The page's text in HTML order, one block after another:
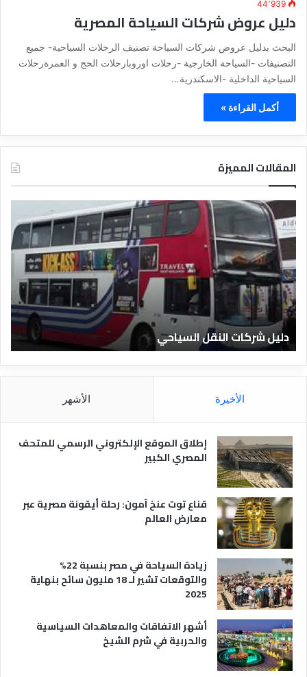
44٬939
دليل عروض شركات السياحة المصرية
البحث بدليل عروض شركات السياحة تصنيف الرحلات السياحية- جميع
التصنيفات -السياحة الخارجية -رحلات اوروبارحلات الحج و العمرةرحلات
السياحية الداخلية -الاسكندرية…
أكمل القراءة »
المقالات المميزة
شركات النقل السياحي
ل
ي
ل
ا
ل
ف
ن
ا
د
ق
ا
ر
ي
دليل
الأخيرة الأشهر
إطلاق الموقع الإلكتروني الرسمي للمتحف
المصري الكبير
قناع توت عنخ آمون: رحلة أيقونة مصرية عبر
معارض العالم
زيادة السياحة في مصر بنسبة 22%
والتوقعات تشير لـ 18 مليون سائح بنهاية
2025
أشهر الاتفاقات والمعاهدات السياسية
والحربية في شرم الشيخ